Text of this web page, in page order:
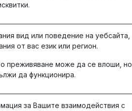
вид или поведение на уебсайта,
от вас език или регион.
преживяване може да се влоши, но
да функционира.
за Вашите взаимодействия с